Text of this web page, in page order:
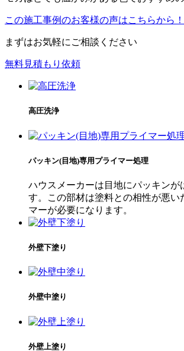
この施工事例のお客様の声はこちらから！
まずはお気軽にご相談ください
無料見積もり依頼
高圧洗浄
パッキン(目地)専用プライマー処理
ハウスメーカーは目地にパッキンが
す。この部材は塗料との相性が悪い
マーが必要になります。
外壁下塗り
外壁中塗り
外壁上塗り